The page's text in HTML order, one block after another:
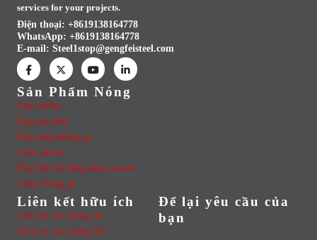
services for your projects.
Điện thoại: +8619138164778
WhatsApp: +8619138164778
E-mail: Steel1stop@gengfeisteel.com
Sản Phẩm Nóng
Tấm nhôm
Ống mạ kẽm
Ống thép không gỉ
Cuộn nhôm
Ống liền kề bằng thép carbon
Thép không gỉ
Liên kết hữu ích
Liên hệ với chúng tôi
Dịch vụ của chúng tôi
Để lại yêu cầu của
bạn